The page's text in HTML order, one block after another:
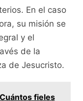
En el caso
su misión se
y el
de la
de Jesucristo.
Cuántos fieles